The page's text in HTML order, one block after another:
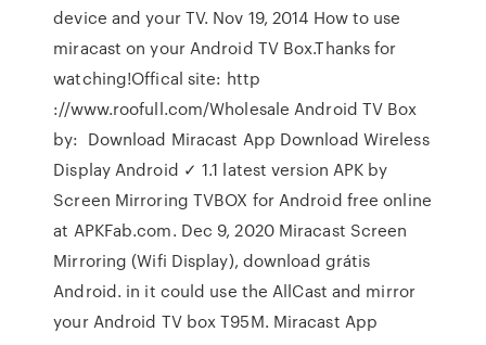
device and your TV. Nov 19, 2014 How to use
miracast on your Android TV Box.Thanks for
watching!Offical site: http
://www.roofull.com/Wholesale Android TV Box
by: Download Miracast App Download Wireless
Display Android ✓ 1.1 latest version APK by
Screen Mirroring TVBOX for Android free online
at APKFab.com. Dec 9, 2020 Miracast Screen
Mirroring (Wifi Display), download grátis
Android. in it could use the AllCast and mirror
your Android TV box T95M. Miracast App